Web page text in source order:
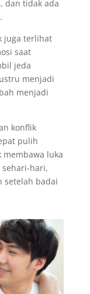
dan tidak ada
juga terlihat
saat
jeda
menjadi
menjadi
konflik
pulih
membawa luka
hari,
setelah badai